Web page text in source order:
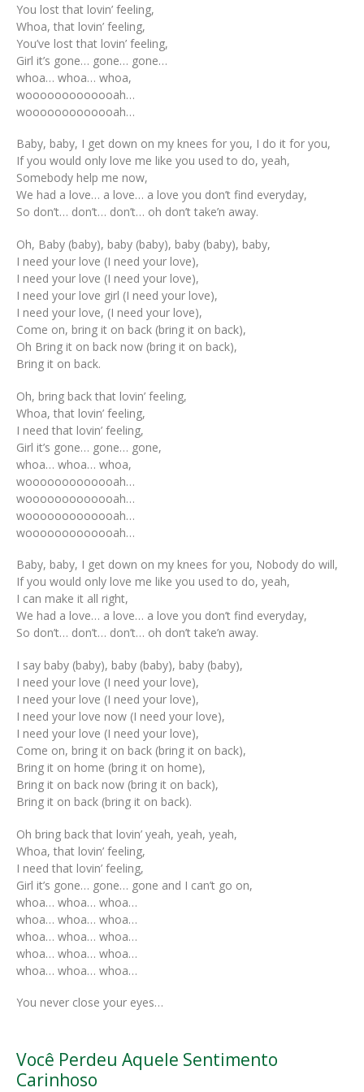
You lost that lovin’ feeling,
Whoa, that lovin’ feeling,
You’ve lost that lovin’ feeling,
Girl it’s gone… gone… gone…
whoa… whoa… whoa,
wooooooooooooah…
wooooooooooooah…
Baby, baby, I get down on my knees for you, I do it for you,
If you would only love me like you used to do, yeah,
Somebody help me now,
We had a love… a love… a love you don’t find everyday,
So don’t… don’t… don’t… oh don’t take’n away.
Oh, Baby (baby), baby (baby), baby (baby), baby,
I need your love (I need your love),
I need your love (I need your love),
I need your love girl (I need your love),
I need your love, (I need your love),
Come on, bring it on back (bring it on back),
Oh Bring it on back now (bring it on back),
Bring it on back.
Oh, bring back that lovin’ feeling,
Whoa, that lovin’ feeling,
I need that lovin’ feeling,
Girl it’s gone… gone… gone,
whoa… whoa… whoa,
wooooooooooooah…
wooooooooooooah…
wooooooooooooah…
wooooooooooooah…
Baby, baby, I get down on my knees for you, Nobody do will,
If you would only love me like you used to do, yeah,
I can make it all right,
We had a love… a love… a love you don’t find everyday,
So don’t… don’t… don’t… oh don’t take’n away.
I say baby (baby), baby (baby), baby (baby),
I need your love (I need your love),
I need your love (I need your love),
I need your love now (I need your love),
I need your love (I need your love),
Come on, bring it on back (bring it on back),
Bring it on home (bring it on home),
Bring it on back now (bring it on back),
Bring it on back (bring it on back).
Oh bring back that lovin’ yeah, yeah, yeah,
Whoa, that lovin’ feeling,
I need that lovin’ feeling,
Girl it’s gone… gone… gone and I can’t go on,
whoa… whoa… whoa…
whoa… whoa… whoa…
whoa… whoa… whoa…
whoa… whoa… whoa…
whoa… whoa… whoa…
You never close your eyes…
Você Perdeu Aquele Sentimento
Carinhoso